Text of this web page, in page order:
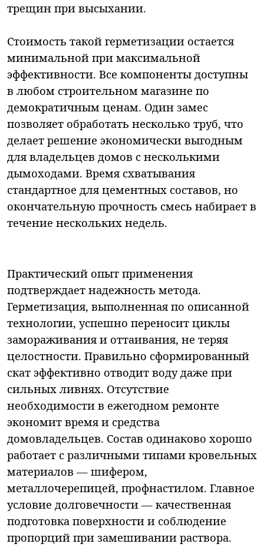
трещин при высыхании.
Стоимость такой герметизации остается
минимальной при максимальной
эффективности. Все компоненты доступны
в любом строительном магазине по
демократичным ценам. Один замес
позволяет обработать несколько труб, что
делает решение экономически выгодным
для владельцев домов с несколькими
дымоходами. Время схватывания
стандартное для цементных составов, но
окончательную прочность смесь набирает в
течение нескольких недель.
Практический опыт применения
подтверждает надежность метода.
Герметизация, выполненная по описанной
технологии, успешно переносит циклы
замораживания и оттаивания, не теряя
целостности. Правильно сформированный
скат эффективно отводит воду даже при
сильных ливнях. Отсутствие
необходимости в ежегодном ремонте
экономит время и средства
домовладельцев. Состав одинаково хорошо
работает с различными типами кровельных
материалов — шифером,
металлочерепицей, профнастилом. Главное
условие долговечности — качественная
подготовка поверхности и соблюдение
пропорций при замешивании раствора.